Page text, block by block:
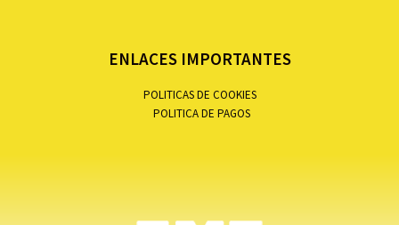
ENLACES IMPORTANTES
POLITICAS DE COOKIES
POLITICA DE PAGOS